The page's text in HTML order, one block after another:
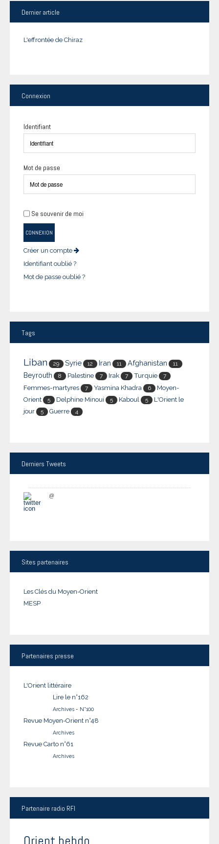
Dernier article
L'effrontée de Chiraz
Connexion
Identifiant
Mot de passe
Se souvenir de moi
CONNEXION
Créer un compte
Identifiant oublié ?
Mot de passe oublié ?
Tags
Liban 29 Syrie 12 Iran 11 Afghanistan 11
Beyrouth 8 Palestine 7 Irak 7 Turquie 7
Femmes-martyres 7 Yasmina Khadra 6
Moyen-
Orient
5 Delphine Minoui 5 Kaboul 5
L'Orient le
jour
5 Guerre 4
Derniers Tweets
@
Sites partenaires
Les Clés du Moyen-Orient
MESP
Partenaires presse
L'Orient littéraire
Lire le n°162
Archives - N°100
Revue Moyen-Orient n°48
Archives
Revue Carto n°61
Archives
Partenaire radio RFI